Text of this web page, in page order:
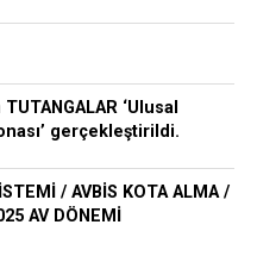
‘Ulusal
gerçekleştirildi.
/ AVBİS KOTA ALMA /
AV DÖNEMİ